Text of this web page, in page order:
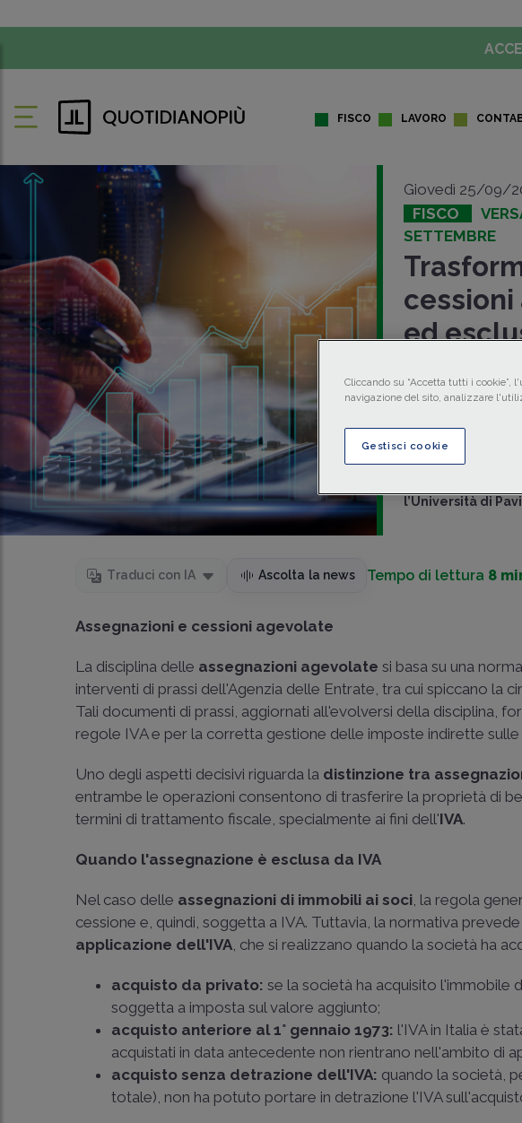
FISCO LAVORO
Giovedì 25/09/
FISCO
SETTEMBRE
ed
cederebeni
semplice
.
specifiche
l’Università di
Traduci con IA Ascolta la news Tempo di lettura 8
Assegnazioni e cessioni agevolate
La disciplina delle assegnazioni agevolate si basa su una
interventi di prassi dell'Agenzia delle Entrate, tra cui spiccano la
Tali documenti di prassi, aggiornati all'evolversi della disciplina,
regole IVA e per la corretta gestione delle imposte indirette
Uno degli aspetti decisivi riguarda la distinzione tra
entrambe le operazioni consentono di trasferire la proprietà di
termini di trattamento fiscale, specialmente ai fini dell'IVA.
Quando l'assegnazione è esclusa da IVA
Nel caso delle assegnazioni di immobili ai soci, la regola
cessione e, quindi, soggetta a IVA. Tuttavia, la normativa
applicazione dell'IVA, che si realizzano quando la società ha
acquisto da privato: se la società ha acquisito l'immobile
soggetta a imposta sul valore aggiunto;
acquisto anteriore al 1° gennaio 1973: l'IVA in Italia è
acquistati in data antecedente non rientrano nell'ambito di
acquisto senza detrazione dell'IVA: quando la società,
totale), non ha potuto portare in detrazione l'IVA
Cliccando su “Accetta tutti i
navigazione del sito, analizzare
Gestisci cookie